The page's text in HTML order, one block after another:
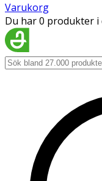
Varukorg
Du har 0 produkter i